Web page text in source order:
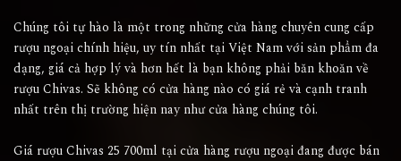
Chúng tôi tự hào là một trong những cửa hàng chuyên cung cấp
rượu ngoại chính hiệu, uy tín nhất tại Việt Nam với sản phẩm đa
dạng, giá cả hợp lý và hơn hết là bạn không phải băn khoăn về
rượu Chivas. Sẽ không có cửa hàng nào có giá rẻ và cạnh tranh
nhất trên thị trường hiện nay như cửa hàng chúng tôi.
Giá rượu Chivas 25 700ml tại cửa hàng rượu ngoại đang được bán